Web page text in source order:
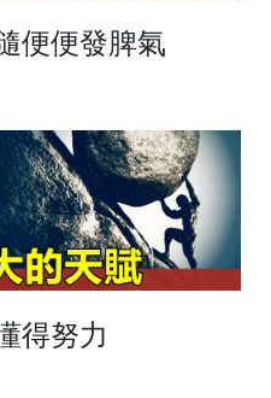
便便發脾氣
得努力